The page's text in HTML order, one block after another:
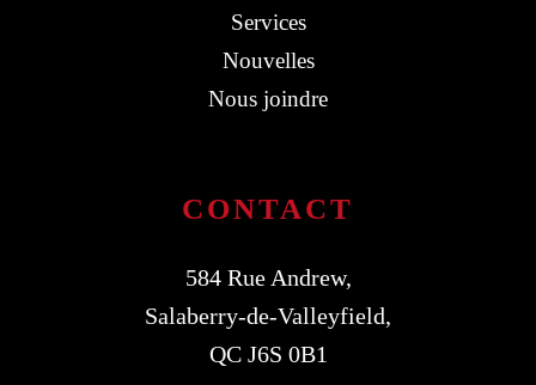
Services
Nouvelles
Nous joindre
CONTACT
584 Rue Andrew,
Salaberry-de-Valleyfield,
QC J6S 0B1